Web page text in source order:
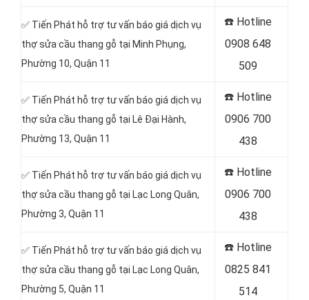
✅ Tiến Phát hỗ trợ tư vấn báo giá dịch vụ
thợ sửa cầu thang gỗ tại Minh Phụng,
Phường 10, Quận 11
☎️ Hotline
0908 648
509
✅ Tiến Phát hỗ trợ tư vấn báo giá dịch vụ
thợ sửa cầu thang gỗ tại Lê Đại Hành,
Phường 13, Quận 11
☎️ Hotline
0906 700
438
✅ Tiến Phát hỗ trợ tư vấn báo giá dịch vụ
thợ sửa cầu thang gỗ tại Lạc Long Quân,
Phường 3, Quận 11
☎️ Hotline
0906 700
438
✅ Tiến Phát hỗ trợ tư vấn báo giá dịch vụ
thợ sửa cầu thang gỗ tại Lạc Long Quân,
Phường 5, Quận 11
☎️ Hotline
0825 841
514